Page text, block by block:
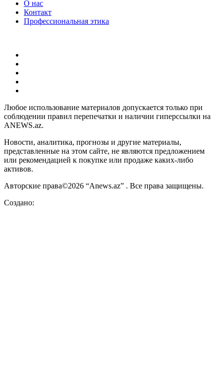
О нас
Контакт
Профессиональная этика
Любое использование материалов допускается только при
соблюдении правил перепечатки и наличии гиперссылки на
ANEWS.az.
Новости, аналитика, прогнозы и другие материалы,
представленные на этом сайте, не являются предложением
или рекомендацией к покупке или продаже каких-либо
активов.
Авторские права©2026 “Anews.az” . Все права защищены.
Создано: